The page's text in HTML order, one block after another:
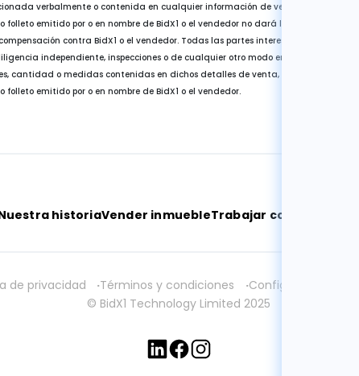
verbalmente o contenida en cualquier información de venta, página web,
folleto emitido por o en nombre de BidX1 o el vendedor no dará lugar a ningún
contra BidX1 o el vendedor. Todas las partes interesadas deben
independiente, inspecciones o de cualquier otro modo en cuanto a la
cantidad o medidas contenidas en dichos detalles de venta, página web,
folleto emitido por o en nombre de BidX1 o el vendedor.
historiaVender inmuebleTrabajar con nosotros
de privacidad Términos y condiciones
Configuración de
© BidX1 Technology Limited 2025